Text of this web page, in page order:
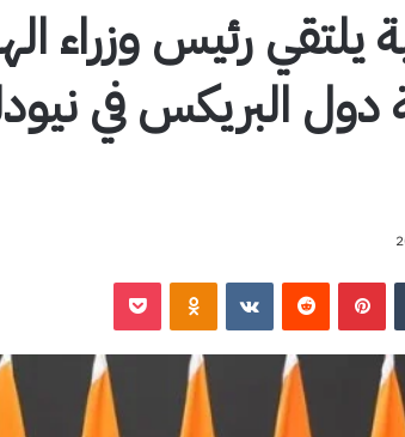
يلتقي رئيس وزراء
دول البريكس في
بينتيريست ‏VKontakte